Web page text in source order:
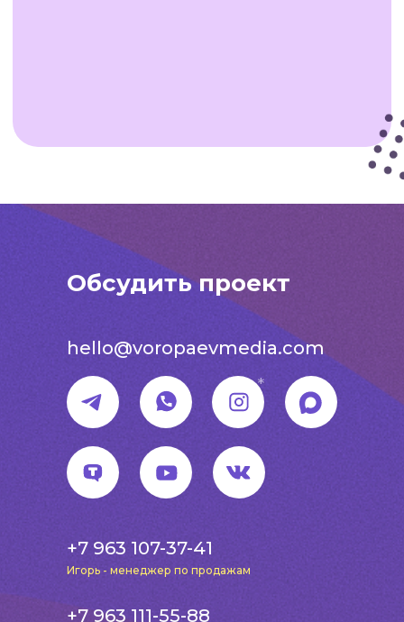
+7 963 111-55-88
Игорь - менеджер по продажам
+7 963 107-37-41
*
hello@voropaevmedia.com
Обсудить проект